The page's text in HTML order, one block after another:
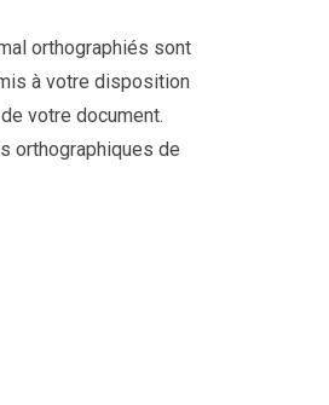
orthographiés sont
à votre disposition
votre document.
orthographiques de